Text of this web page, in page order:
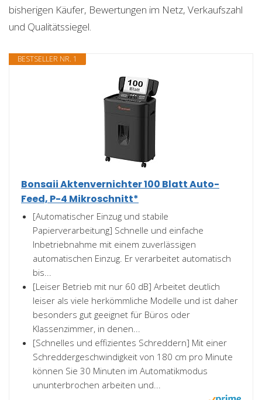
bisherigen Käufer, Bewertungen im Netz, Verkaufszahl
und Qualitätssiegel.
BESTSELLER NR. 1
Bonsaii Aktenvernichter 100 Blatt Auto-
Feed, P-4 Mikroschnitt*
[Automatischer Einzug und stabile
Papierverarbeitung] Schnelle und einfache
Inbetriebnahme mit einem zuverlässigen
automatischen Einzug. Er verarbeitet automatisch
bis...
[Leiser Betrieb mit nur 60 dB] Arbeitet deutlich
leiser als viele herkömmliche Modelle und ist daher
besonders gut geeignet für Büros oder
Klassenzimmer, in denen...
[Schnelles und effizientes Schreddern] Mit einer
Schreddergeschwindigkeit von 180 cm pro Minute
können Sie 30 Minuten im Automatikmodus
ununterbrochen arbeiten und...